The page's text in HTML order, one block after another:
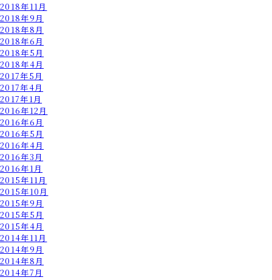
2018年11月
2018年9月
2018年8月
2018年6月
2018年5月
2018年4月
2017年5月
2017年4月
2017年1月
2016年12月
2016年6月
2016年5月
2016年4月
2016年3月
2016年1月
2015年11月
2015年10月
2015年9月
2015年5月
2015年4月
2014年11月
2014年9月
2014年8月
2014年7月